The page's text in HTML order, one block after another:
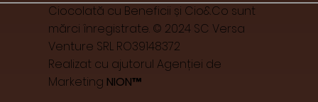
Ciocolată cu Beneficii și Cio&Co sunt
mărci înregistrate. © 2024 SC Versa
Venture SRL RO39148372
Realizat cu ajutorul Agenției de
Marketing NION™